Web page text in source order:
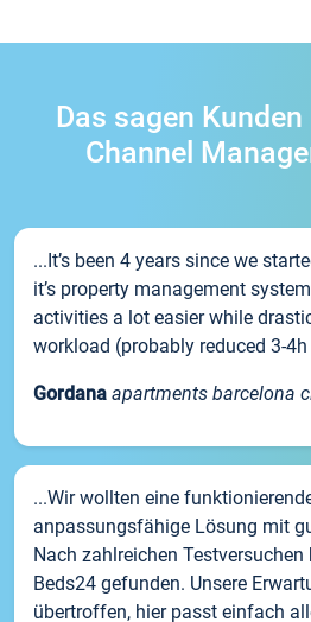
Das sagen
Channel
...It’s been 4 years since we
it’s property management
activities a lot easier while
workload (probably reduced 3-
Gordana apartments barcelona
...Wir wollten eine
anpassungsfähige Lösung mit
Nach zahlreichen
Beds24 gefunden. Unsere
übertroffen, hier passt einfach